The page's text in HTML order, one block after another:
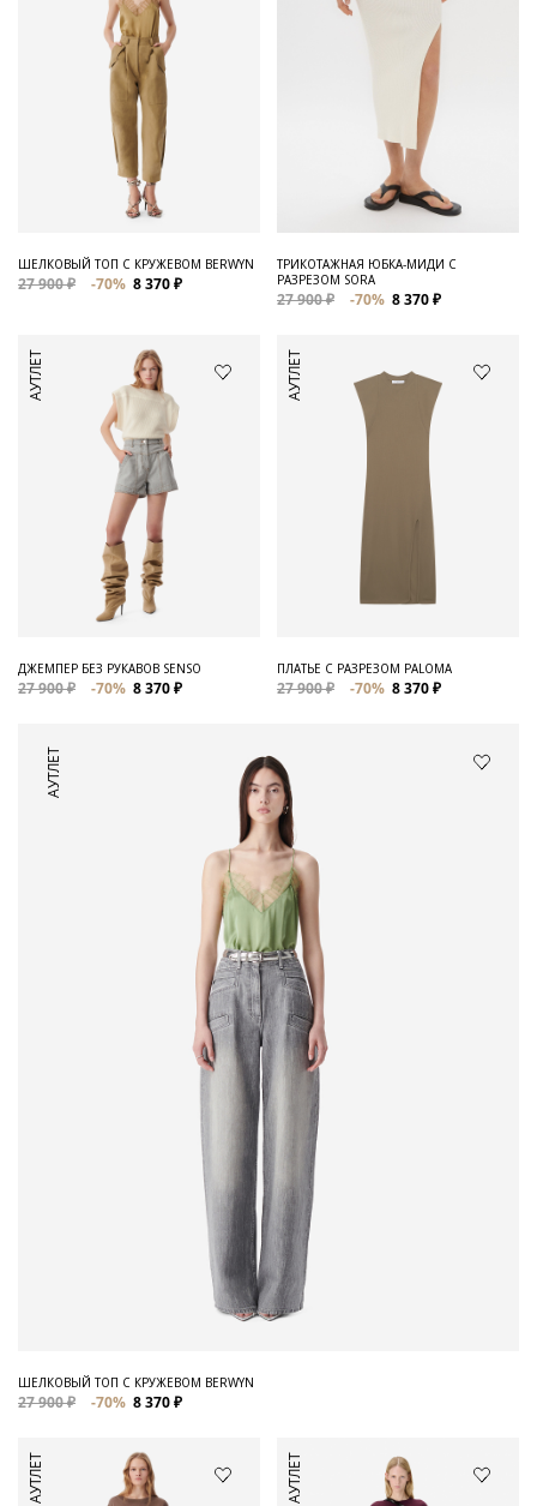
ШЕЛКОВЫЙ ТОП С КРУЖЕВОМ BERWYN
27 900 ₽ -70% 8 370 ₽
ТРИКОТАЖНАЯ ЮБКА-МИДИ С
РАЗРЕЗОМ SORA
27 900 ₽ -70% 8 370 ₽
АУТЛЕТ
ДЖЕМПЕР БЕЗ РУКАВОВ SENSO
27 900 ₽ -70% 8 370 ₽
АУТЛЕТ
ПЛАТЬЕ С РАЗРЕЗОМ PALOMA
27 900 ₽ -70% 8 370 ₽
АУТЛЕТ
ШЕЛКОВЫЙ ТОП С КРУЖЕВОМ BERWYN
27 900 ₽ -70% 8 370 ₽
АУТЛЕТ АУТЛЕТ